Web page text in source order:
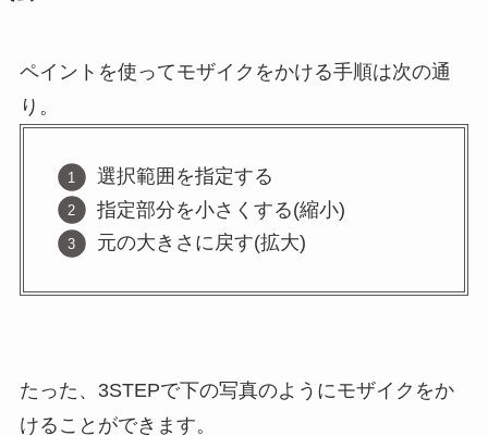
ペイントを使ってモザイクをかける手順は次の通
り。
選択範囲を指定する
指定部分を小さくする(縮小)
元の大きさに戻す(拡大)
たった、3STEPで下の写真のようにモザイクをか
けることができます。